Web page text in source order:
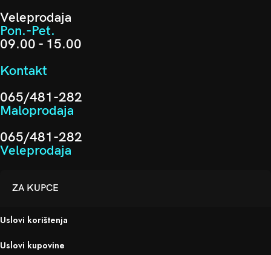
Veleprodaja
Pon.-Pet.
09.00 - 15.00
Kontakt
065/481-282
Maloprodaja
065/481-282
Veleprodaja
ZA KUPCE
Uslovi korištenja
Uslovi kupovine